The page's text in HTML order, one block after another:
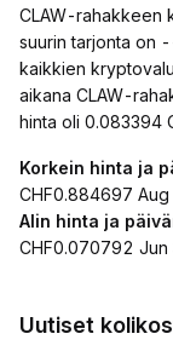
CLAW-rahakkeen
suurin tarjonta on
kaikkien
aikana CLAW-
hinta oli 0.083394
Korkein hinta ja
CHF0.884697
Alin hinta ja
CHF0.070792
Uutiset